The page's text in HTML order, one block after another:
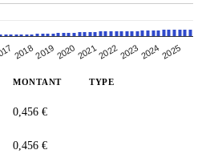
20182019202020212022202320242025
MONTANT TYPE
0,456 €
0,456 €